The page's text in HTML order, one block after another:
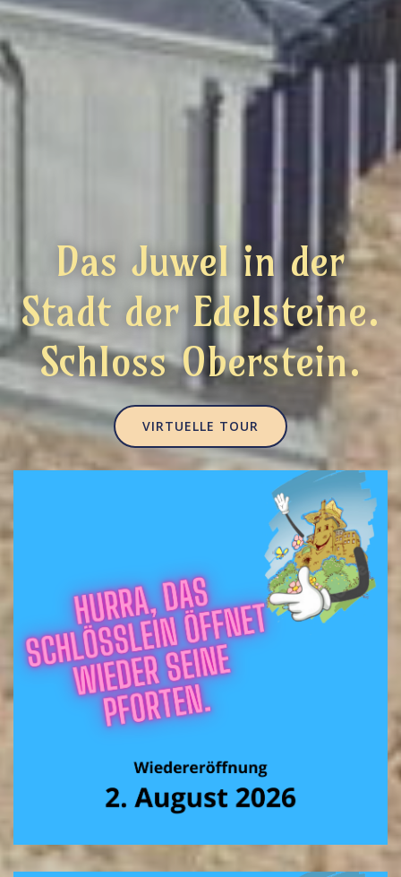
Das Juwel in der
Stadt der Edelsteine.
Schloss Oberstein.
VIRTUELLE TOUR